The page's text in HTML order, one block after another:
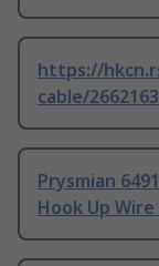
https://
cable/2662163
Prysmian
Hook Up Wire